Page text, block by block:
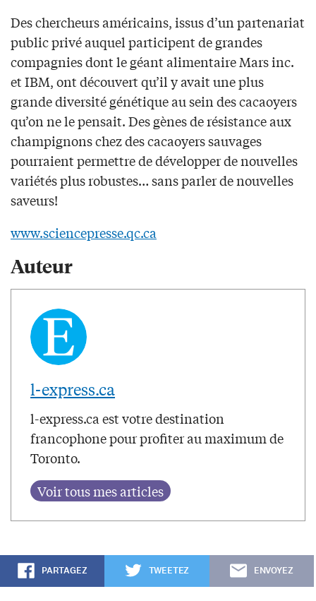
Des chercheurs américains, issus d’un partenariat
public privé auquel participent de grandes
compagnies dont le géant alimentaire Mars inc.
et IBM, ont découvert qu’il y avait une plus
grande diversité génétique au sein des cacaoyers
qu’on ne le pensait. Des gènes de résistance aux
champignons chez des cacaoyers sauvages
pourraient permettre de développer de nouvelles
variétés plus robustes… sans parler de nouvelles
saveurs!
www.sciencepresse.qc.ca
Auteur
l-express.ca
l-express.ca est votre destination
francophone pour profiter au maximum de
Toronto.
PARTAGEZ TWEETEZ ENVOYEZ